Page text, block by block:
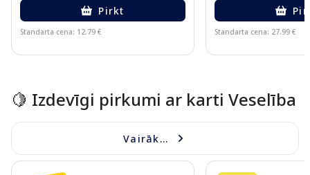
Pirkt
Standarta cena: 12.79 € Standarta cena: 27.99 €
🍋 Izdevīgi pirkumi ar karti Veselība
Vairāk...